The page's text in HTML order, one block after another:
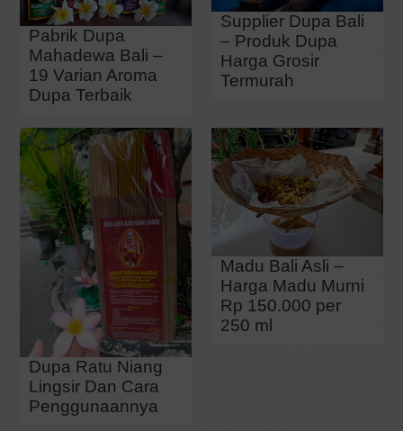
Pabrik Dupa
Mahadewa Bali –
19 Varian Aroma
Dupa Terbaik
Supplier Dupa Bali
– Produk Dupa
Harga Grosir
Termurah
Dupa Ratu Niang
Lingsir Dan Cara
Penggunaannya
Madu Bali Asli –
Harga Madu Murni
Rp 150.000 per
250 ml